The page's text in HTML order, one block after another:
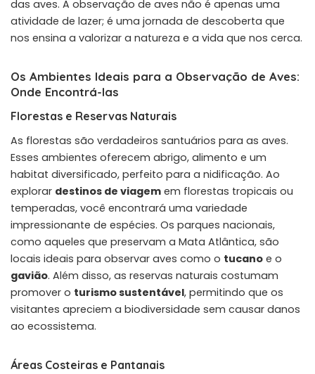
das aves. A observação de aves não é apenas uma
atividade de lazer; é uma jornada de descoberta que
nos ensina a valorizar a natureza e a vida que nos cerca.
Os Ambientes Ideais para a Observação de Aves:
Onde Encontrá-las
Florestas e Reservas Naturais
As florestas são verdadeiros santuários para as aves.
Esses ambientes oferecem abrigo, alimento e um
habitat diversificado, perfeito para a nidificação. Ao
explorar destinos de viagem em florestas tropicais ou
temperadas, você encontrará uma variedade
impressionante de espécies. Os parques nacionais,
como aqueles que preservam a Mata Atlântica, são
locais ideais para observar aves como o tucano e o
gavião. Além disso, as reservas naturais costumam
promover o turismo sustentável, permitindo que os
visitantes apreciem a biodiversidade sem causar danos
ao ecossistema.
Áreas Costeiras e Pantanais